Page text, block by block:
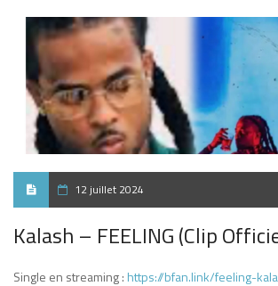
12 juillet 2024
Kalash – FEELING (Clip
Single en streaming : https://bfan.link/feeling-